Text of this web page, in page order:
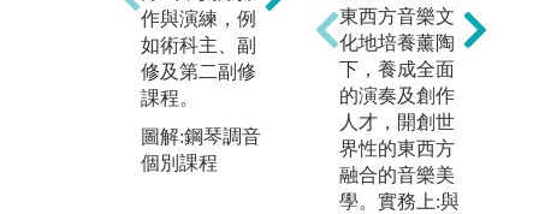
作與演練，例
如術科主、副
修及第二副修
課程。
圖解:鋼琴調音
個別課程
能力，例如室
內樂、音樂
劇、管弦樂
團、管樂團、
合唱團等課
程。
圖解:樂團定期
音樂會
東西方音樂文
化地培養薰陶
下，養成全面
的演奏及創作
人才，開創世
界性的東西方
融合的音樂美
學。實務上:與